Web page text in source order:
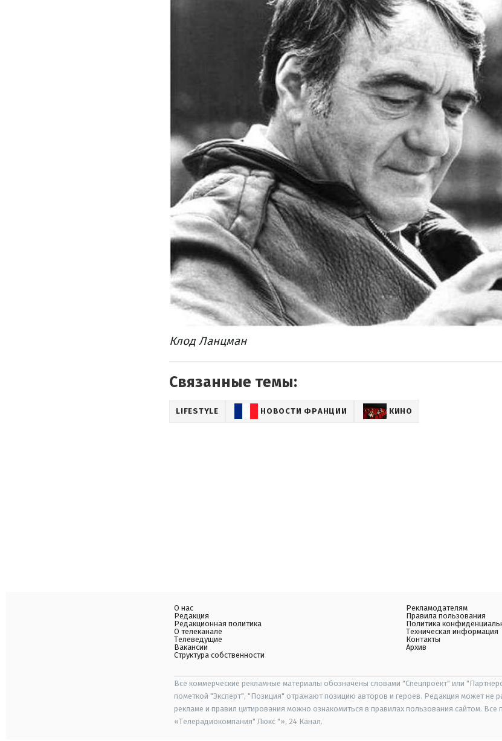
Клод Ланцман
Связанные темы:
LIFESTYLE НОВОСТИ ФРАНЦИИ КИНО
О нас
Редакция
Редакционная политика
О телеканале
Телеведущие
Вакансии
Структура собственности
Рекламодателям
Правила пользования
Политика
Техническая информация
Контакты
Архив
Все коммерческие рекламные материалы обозначены словами "Спецпроект" или
пометкой "Эксперт", "Позиция" отражают позицию авторов и героев. Редакция может не
рекламе и правил цитирования можно ознакомиться в правилах пользования сайтом.
«Телерадиокомпания" Люкс "», 24 Канал.